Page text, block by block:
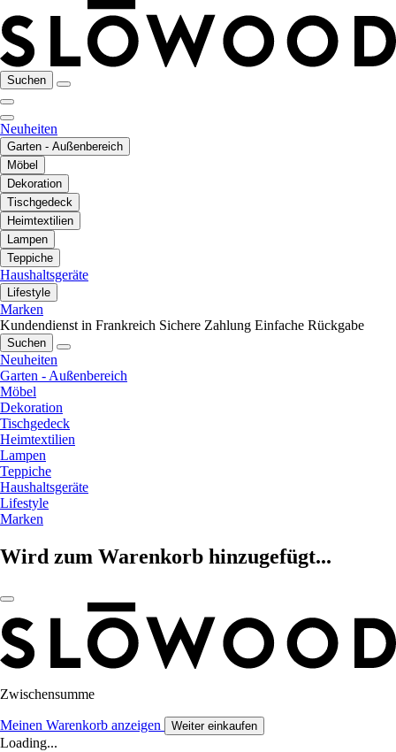
Suchen
Neuheiten
Garten - Außenbereich
Möbel
Dekoration
Tischgedeck
Heimtextilien
Lampen
Teppiche
Haushaltsgeräte
Lifestyle
Marken
Kundendienst in Frankreich Sichere Zahlung Einfache Rückgabe
Suchen
Neuheiten
Garten - Außenbereich
Möbel
Dekoration
Tischgedeck
Heimtextilien
Lampen
Teppiche
Haushaltsgeräte
Lifestyle
Marken
Wird zum Warenkorb hinzugefügt...
Zwischensumme
Meinen Warenkorb anzeigen Weiter einkaufen
Loading...